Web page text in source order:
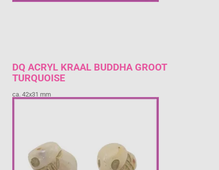
DQ ACRYL KRAAL BUDDHA GROOT
TURQUOISE
ca. 42x31 mm